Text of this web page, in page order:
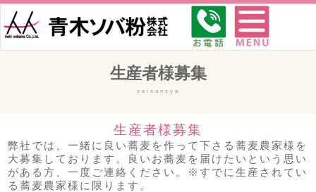
生産者様募集
seisansya
生産者様募集
弊社では、一緒に良い蕎麦を作って下さる蕎麦農家様を
大募集しております。良いお蕎麦を届けたいという思い
がある方、一度ご連絡ください。※すでに生産されてい
る蕎麦農家様に限ります。